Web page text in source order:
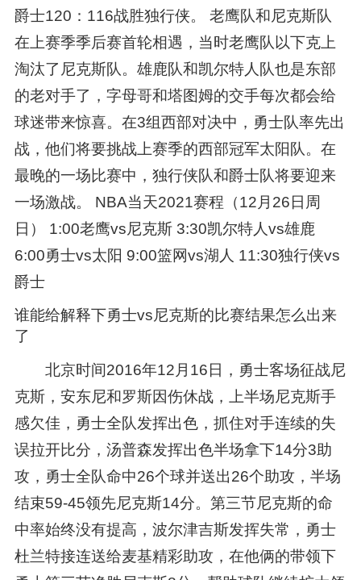
爵士120：116战胜独行侠。 老鹰队和尼克斯队
在上赛季季后赛首轮相遇，当时老鹰队以下克上
淘汰了尼克斯队。雄鹿队和凯尔特人队也是东部
的老对手了，字母哥和塔图姆的交手每次都会给
球迷带来惊喜。在3组西部对决中，勇士队率先出
战，他们将要挑战上赛季的西部冠军太阳队。在
最晚的一场比赛中，独行侠队和爵士队将要迎来
一场激战。 NBA当天2021赛程（12月26日周
日） 1:00老鹰vs尼克斯 3:30凯尔特人vs雄鹿
6:00勇士vs太阳 9:00篮网vs湖人 11:30独行侠vs
爵士
谁能给解释下勇士vs尼克斯的比赛结果怎么出来
了
北京时间2016年12月16日，勇士客场征战尼
克斯，安东尼和罗斯因伤休战，上半场尼克斯手
感欠佳，勇士全队发挥出色，抓住对手连续的失
误拉开比分，汤普森发挥出色半场拿下14分3助
攻，勇士全队命中26个球并送出26个助攻，半场
结束59-45领先尼克斯14分。第三节尼克斯的命
中率始终没有提高，波尔津吉斯发挥失常，勇士
杜兰特接连送给麦基精彩助攻，在他俩的带领下